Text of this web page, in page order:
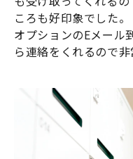
ころも好印象でした。
オプションのEメール
ら連絡をくれるので